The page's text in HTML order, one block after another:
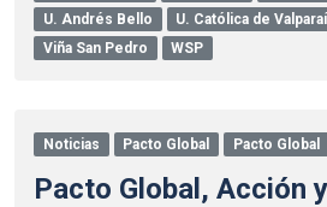
U. Andrés Bello
U. Católica de
Viña San Pedro
WSP
Noticias Pacto Global Pacto Global
Pacto Global, Acción